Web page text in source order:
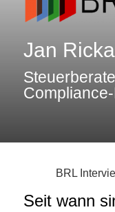
Jan
BRL
Seit wann